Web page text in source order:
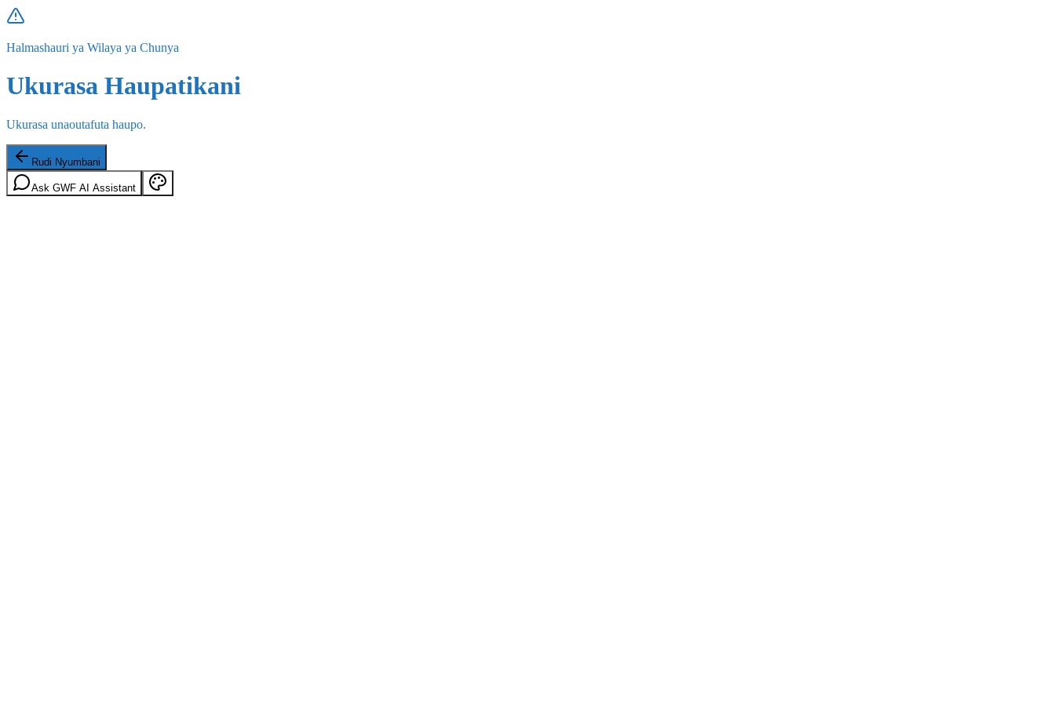
Halmashauri ya Wilaya ya Chunya
Ukurasa Haupatikani
Ukurasa unaoutafuta haupo.
Rudi Nyumbani
Ask GWF AI Assistant